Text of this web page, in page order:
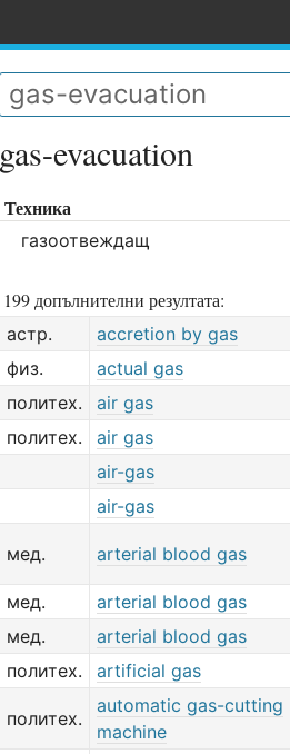
gas-evacuation
Техника
газоотвеждащ
199 допълнителни резултата:
астр. accretion by gas
физ.
actual gas
политех.
air gas
политех.
air gas
air-gas
air-gas
мед. arterial blood gas
мед.
arterial blood gas
мед.
arterial blood gas
политех.
artificial gas
политех.
automatic gas-cutting
machine